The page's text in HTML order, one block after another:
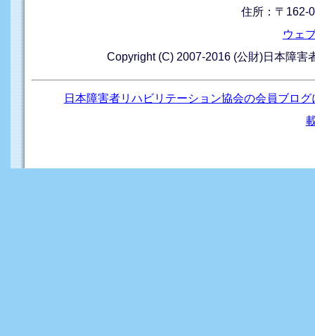
住所：〒162-
ウェ
Copyright (C) 2007-2016 (公財)日本障
日本障害者リハビリテーション協会の会員ブロ